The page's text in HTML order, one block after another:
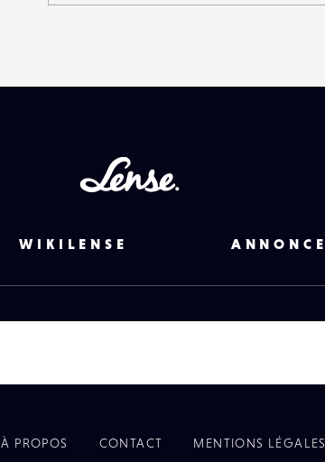
WIKILENSE
À PROPOS CONTACT MENTIONS LÉGALES